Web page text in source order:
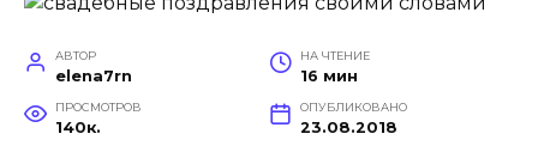
АВТОР
elena7rn
НА ЧТЕНИЕ
16 мин
ПРОСМОТРОВ
140к.
ОПУБЛИКОВАНО
23.08.2018